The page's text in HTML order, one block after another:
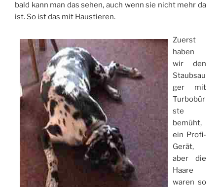
bald kann man das sehen, auch wenn sie nicht mehr da
ist. So ist das mit Haustieren.
Zuerst
haben
wir den
Staubsau
ger mit
Turbobür
ste
bemüht,
ein Profi-
Gerät,
aber die
Haare
waren so